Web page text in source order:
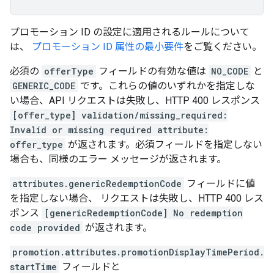
プロモーション ID の設定に適用されるルールについて
は、
プロモーション ID 属性の最小要件をご覧ください。
必須の offerType フィールドの有効な値は NO_CODE と
GENERIC_CODE です。これらの値のいずれかを指定しな
い場合、API リクエストは失敗し、HTTP 400 レスポンス
[offer_type] validation/missing_required:
Invalid or missing required attribute:
offer_type が返されます。必須フィールドを指定しない
場合も、同様のエラー メッセージが返されます。
attributes.genericRedemptionCode フィールドに値
を指定しない場合、 リクエストは失敗し、HTTP 400 レス
ポンス
[genericRedemptionCode] No redemption
code provided が返されます。
promotion.attributes.promotionDisplayTimePeriod.
startTime フィールドと